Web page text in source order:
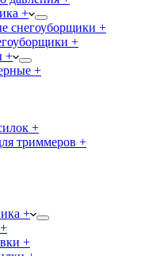
+
снегоуборщики +
+
+
+
+
триммеров +
+
+